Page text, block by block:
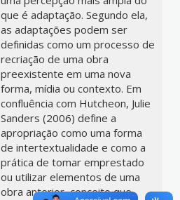
que é adaptação. Segundo ela,
as adaptações podem ser
definidas como um processo de
recriação de uma obra
preexistente em uma nova
forma, mídia ou contexto. Em
confluência com Hutcheon, Julie
Sanders (2006) define a
apropriação como uma forma
de intertextualidade e como a
prática de tomar emprestado
ou utilizar elementos de uma
obra anterior, conceito que